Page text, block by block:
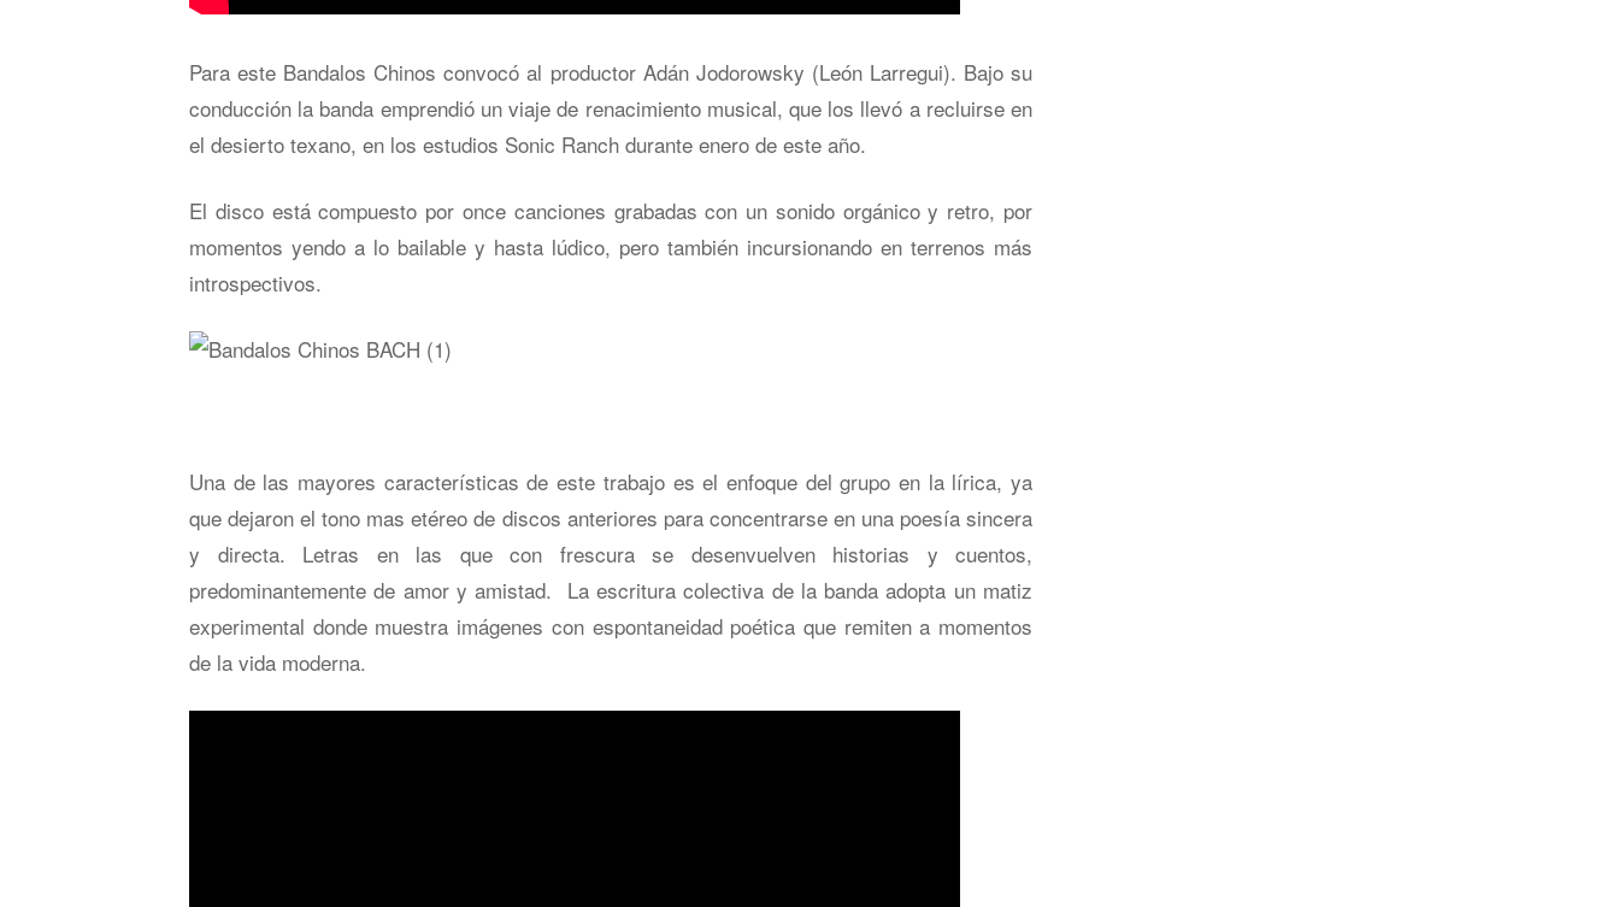
Para este Bandalos Chinos convocó al productor Adán Jodorowsky (León Larregui). Bajo su
conducción la banda emprendió un viaje de renacimiento musical, que los llevó a recluirse en
el desierto texano, en los estudios Sonic Ranch durante enero de este año.
El disco está compuesto por once canciones grabadas con un sonido orgánico y retro, por
momentos yendo a lo bailable y hasta lúdico, pero también incursionando en terrenos más
introspectivos.
Una de las mayores características de este trabajo es el enfoque del grupo en la lírica, ya
que dejaron el tono mas etéreo de discos anteriores para concentrarse en una poesía sincera
y directa. Letras en las que con frescura se desenvuelven historias y cuentos,
predominantemente de amor y amistad. La escritura colectiva de la banda adopta un matiz
experimental donde muestra imágenes con espontaneidad poética que remiten a momentos
de la vida moderna.